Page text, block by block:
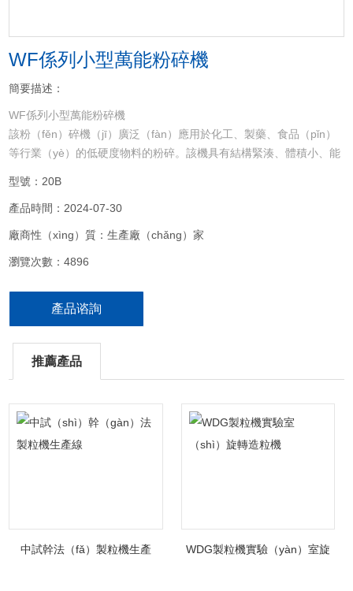
WF係列小型萬能粉碎機
簡要描述：
WF係列小型萬能粉碎機
該粉（fěn）碎機（jī）廣泛（fàn）應用於化工、製藥、食品（pǐn）
等行業（yè）的低硬度物料的粉碎。該機具有結構緊湊、體積小、能
便、同時還具有（yǒu）自冷功能。
型號：20B
產品時間：2024-07-30
廠商性（xìng）質：生產廠（chǎng）家
瀏覽次數：4896
產品谘詢
推薦產品
中試幹法（fǎ）製粒機生產
WDG製粒機實驗（yàn）室旋